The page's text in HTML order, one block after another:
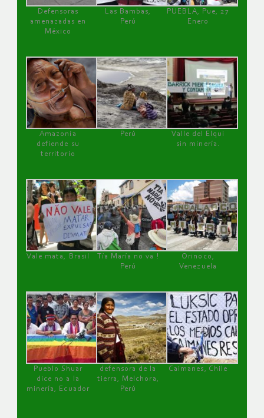
Defensoras
amenazadas en
México
Las Bambas,
Perú
PUEBLA, Pue, 27
Enero
Amazonía
defiende su
territorio
Perú
Valle del Elqui
sin minería.
Vale mata, Brasil
Tía María no va !
Perú
Orinoco,
Venezuela
Pueblo Shuar
dice no a la
minería, Ecuador
defensora de la
tierra, Melchora,
Perú
Caimanes, Chile